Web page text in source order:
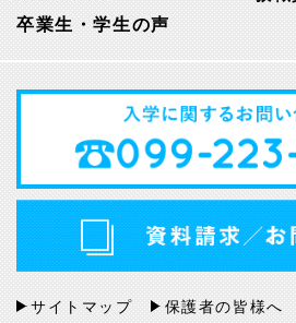
卒業生・学生の声
サイトマップ 保護者の皆様へ